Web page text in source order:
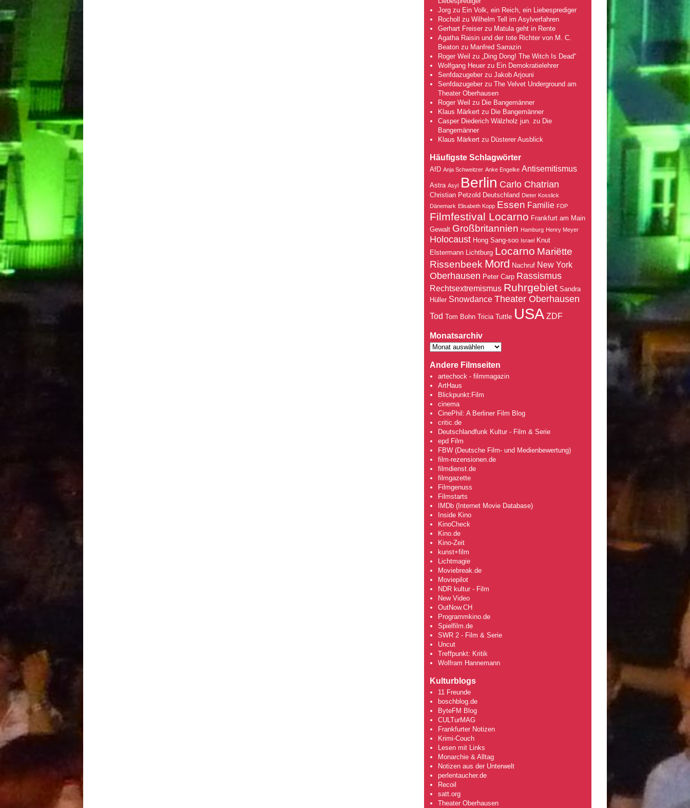
Jorgzu Ein Volk, ein Reich, ein Liebesprediger
Rocholl
zu Wilhelm Tell im Asylverfahren
Gerhart Freiserzu Matula geht in Rente
Agatha Raisin und der tote Richter von M. C.
Beatonzu Manfred Sarrazin
Roger Weil zu „Ding Dong! The Witch Is Dead“
Wolfgang Heuerzu Ein Demokratielehrer
Senfdazugeberzu Jakob Arjouni
Senfdazugeberzu The Velvet Underground am
Theater Oberhausen
Roger Weil zu Die Bangemänner
Klaus Märkertzu Die Bangemänner
Casper Diederich Wälzholz jun. zu Die
Bangemänner
Klaus Märkertzu Düsterer Ausblick
Häufigste Schlagwörter
AfD Anja Schweitzer Anke Engelke Antisemitismus
Astra Asyl Berlin Carlo Chatrian
Christian Petzold Deutschland Dieter Kosslick
Dänemark Elisabeth Kopp Essen Familie FDP
Filmfestival Locarno Frankfurt am Main
Gewalt Großbritannien Hamburg Henry Meyer
Holocaust Hong Sang-soo Israel Knut
Elstermann Lichtburg Locarno Mariëtte
Rissenbeek Mord Nachruf New York
Oberhausen Peter Carp Rassismus
Rechtsextremismus Ruhrgebiet Sandra
Hüller Snowdance Theater Oberhausen
Tod Tom Bohn Tricia Tuttle USA ZDF
Monatsarchiv
Andere Filmseiten
artechock - filmmagazin
ArtHaus
Blickpunkt:Film
cinema
CinePhil: A Berliner Film Blog
critic.de
Deutschlandfunk Kultur - Film & Serie
epd Film
FBW (Deutsche Film- und Medienbewertung)
film-rezensionen.de
filmdienst.de
filmgazette
Filmgenuss
Filmstarts
IMDb (Internet Movie Database)
Inside Kino
KinoCheck
Kino.de
Kino-Zeit
kunst+film
Lichtmagie
Moviebreak.de
Moviepilot
NDR kultur - Film
New Video
OutNow.CH
Programmkino.de
Spielfilm.de
SWR 2 - Film & Serie
Uncut
Treffpunkt: Kritik
Wolfram Hannemann
Kulturblogs
11 Freunde
boschblog.de
ByteFM Blog
CULTurMAG
Frankfurter Notizen
Krimi-Couch
Lesen mit Links
Monarchie & Alltag
Notizen aus der Unterwelt
perlentaucher.de
Recoil
satt.org
Theater Oberhausen